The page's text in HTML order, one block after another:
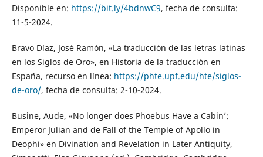
Disponible en: https://bit.ly/4bdnwC9, fecha de consulta:
11-5-2024.
Bravo Díaz, José Ramón, «La traducción de las letras latinas
en los Siglos de Oro», en Historia de la traducción en
España, recurso en línea: https://phte.upf.edu/hte/siglos-
de-oro/, fecha de consulta: 2-10-2024.
Busine, Aude, «No longer does Phoebus Have a Cabin’:
Emperor Julian and de Fall of the Temple of Apollo in
Deophi» en Divination and Revelation in Later Antiquity,